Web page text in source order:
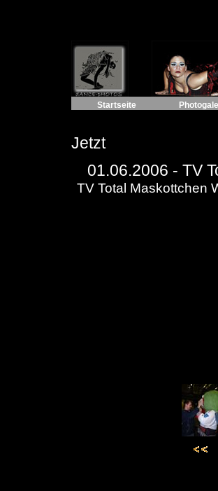
Startseite
Jetzt
01.06.2006 - TV
TV Total Maskottchen